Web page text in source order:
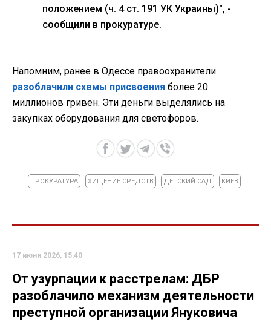
положением (ч. 4 ст. 191 УК Украины)", -
сообщили в прокуратуре.
Напомним, ранее в Одессе правоохранители
разоблачили схемы присвоения более 20
миллионов гривен. Эти деньги выделялись на
закупках оборудования для светофоров.
ПРОКУРАТУРА ХИЩЕНИЕ СРЕДСТВ ДЕТСКИЙ САД КИЕВ
17 июня 2026, 15:40
От узурпации к расстрелам: ДБР
разоблачило механизм деятельности
преступной организации Януковича